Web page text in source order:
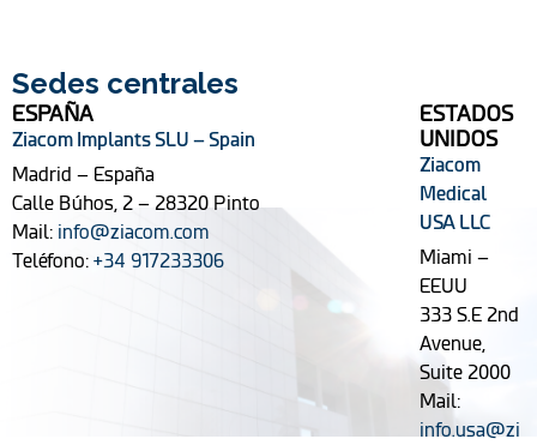
Sedes centrales
ESPAÑA
Ziacom Implants SLU – Spain
Madrid – España
Calle Búhos, 2 – 28320 Pinto
Mail: info@ziacom.com
Teléfono: +34 917233306
ESTADOS
UNIDOS
Ziacom
Medical
USA LLC
Miami –
EEUU
333 S.E 2nd
Avenue,
Suite 2000
Mail:
info.usa@zi